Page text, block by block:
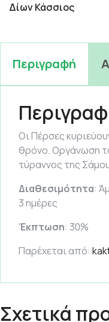
Δίων Κάσσιος
Περιγραφή
Οι Πέρσες
θρόνο. Οργάνωση
τύραννος της
Διαθεσιμότητα:
3 ημέρες
Έκπτωση: 30%
Παρέχεται από:
Σχετικά